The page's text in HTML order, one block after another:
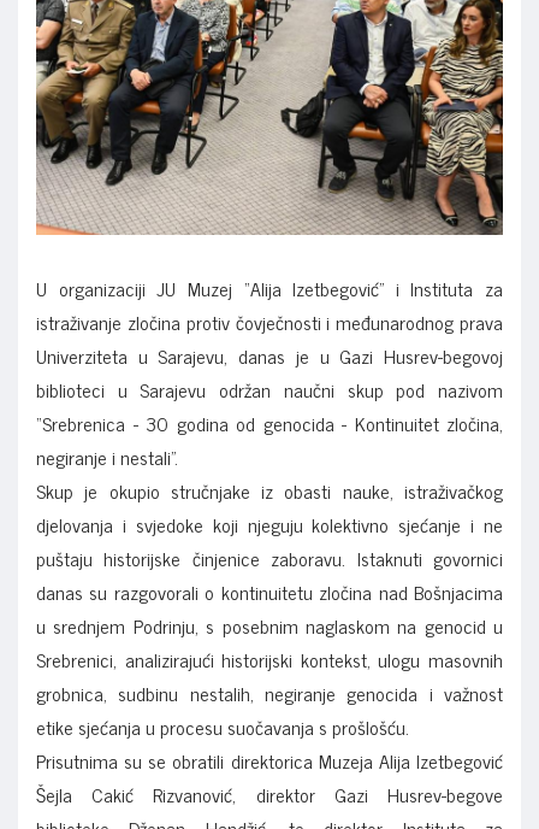
U organizaciji JU Muzej “Alija Izetbegović” i Instituta za
istraživanje zločina protiv čovječnosti i međunarodnog prava
Univerziteta u Sarajevu, danas je u Gazi Husrev-begovoj
biblioteci u Sarajevu održan naučni skup pod nazivom
“Srebrenica - 30 godina od genocida - Kontinuitet zločina,
negiranje i nestali”.
Skup je okupio stručnjake iz obasti nauke, istraživačkog
djelovanja i svjedoke koji njeguju kolektivno sjećanje i ne
puštaju historijske činjenice zaboravu. Istaknuti govornici
danas su razgovorali o kontinuitetu zločina nad Bošnjacima
u srednjem Podrinju, s posebnim naglaskom na genocid u
Srebrenici, analizirajući historijski kontekst, ulogu masovnih
grobnica, sudbinu nestalih, negiranje genocida i važnost
etike sjećanja u procesu suočavanja s prošlošću.
Prisutnima su se obratili direktorica Muzeja Alija Izetbegović
Šejla Cakić Rizvanović, direktor Gazi Husrev-begove